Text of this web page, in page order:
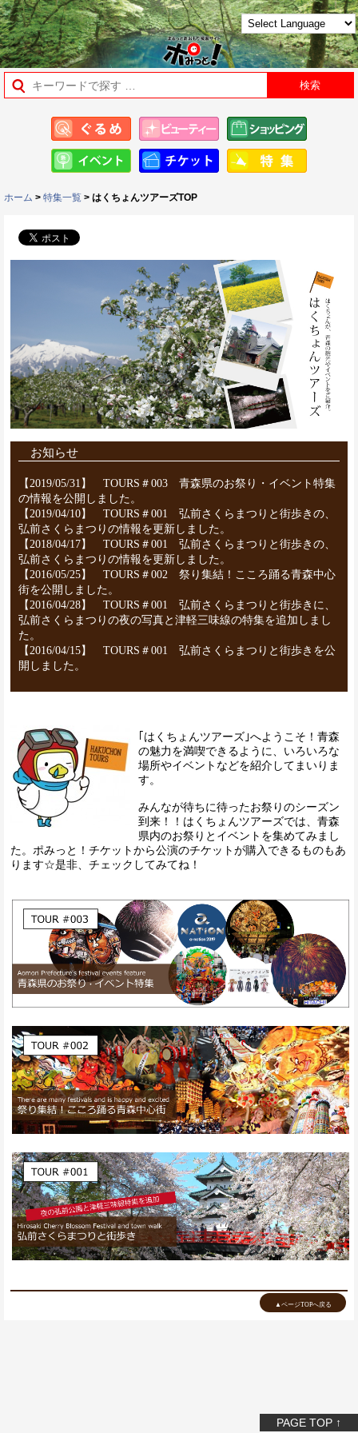
ホーム > 特集一覧 > はくちょんツアーズTOP
お知らせ
【2019/05/31】 TOURS＃003 青森県のお祭り・イベント特集
の情報を公開しました。
【2019/04/10】 TOURS＃001 弘前さくらまつりと街歩きの、
弘前さくらまつりの情報を更新しました。
【2018/04/17】 TOURS＃001 弘前さくらまつりと街歩きの、
弘前さくらまつりの情報を更新しました。
【2016/05/25】 TOURS＃002 祭り集結！こころ踊る青森中心
街を公開しました。
【2016/04/28】 TOURS＃001 弘前さくらまつりと街歩きに、
弘前さくらまつりの夜の写真と津軽三味線の特集を追加しまし
た。
【2016/04/15】 TOURS＃001 弘前さくらまつりと街歩きを公
開しました。
｢はくちょんツアーズ｣へようこそ！青森
の魅力を満喫できるように、いろいろな
場所やイベントなどを紹介してまいりま
す。
みんなが待ちに待ったお祭りのシーズン
到来！！はくちょんツアーズでは、青森
県内のお祭りとイベントを集めてみまし
た。ポみっと！チケットから公演のチケットが購入できるものもあ
ります☆是非、チェックしてみてね！
▲ページTOPへ戻る
PAGE TOP ↑